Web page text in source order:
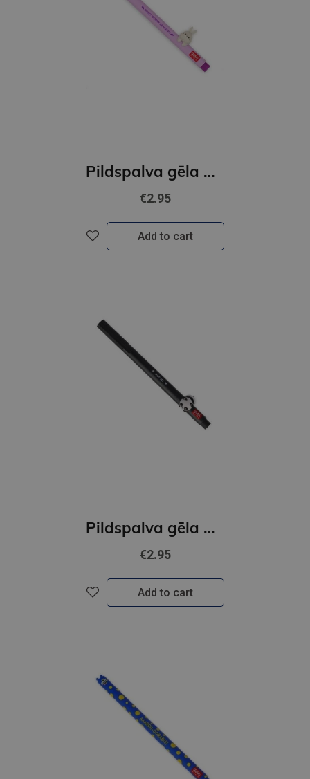
Pildspalva gēla ar dzīivnieka dekoru - ZAĶĪTIS
€2.95
Add to cart
Pildspalva gēla ar dīivnieka dekoru - PANDA
€2.95
Add to cart